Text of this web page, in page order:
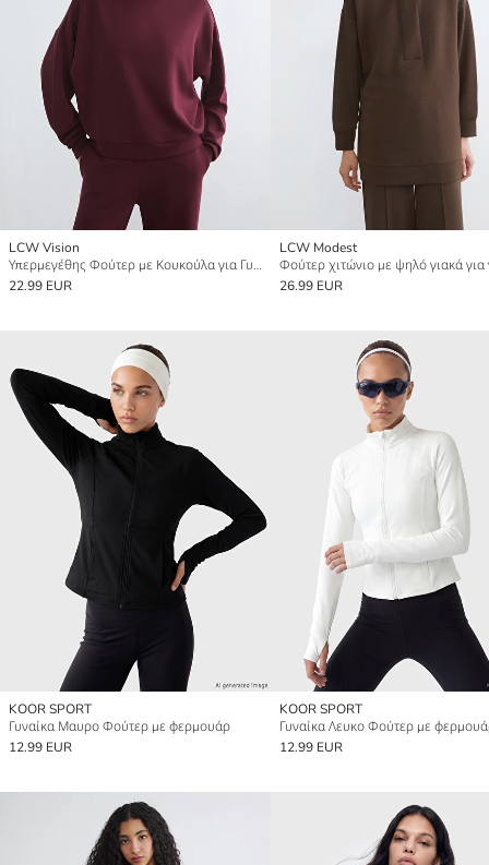
LCW Vision
Υπερμεγέθης Φούτερ με Κουκούλα για Γυναίκες
22.99 EUR
LCW Modest
26.99 EUR
KOOR SPORT
Γυναίκα Μαυρο Φούτερ με φερμουάρ
12.99 EUR
KOOR SPORT
Γυναίκα Λευκο Φούτερ με
12.99 EUR